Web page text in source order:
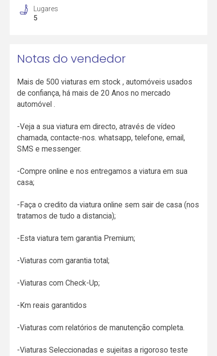
Lugares
5
Notas do vendedor
Mais de 500 viaturas em stock , automóveis usados
de confiança, há mais de 20 Anos no mercado
automóvel .
-Veja a sua viatura em directo, através de vídeo
chamada, contacte-nos. whatsapp, telefone, email,
SMS e messenger.
-Compre online e nos entregamos a viatura em sua
casa;
-Faça o credito da viatura online sem sair de casa (nos
tratamos de tudo a distancia);
-Esta viatura tem garantia Premium;
-Viaturas com garantia total;
-Viaturas com Check-Up;
-Km reais garantidos
-Viaturas com relatórios de manutenção completa.
-Viaturas Seleccionadas e sujeitas a rigoroso teste